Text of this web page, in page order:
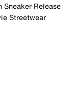
Sneaker Release
Streetwear